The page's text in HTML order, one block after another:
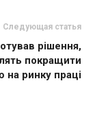
Следующая статья
рішення,
покращити
на ринку праці